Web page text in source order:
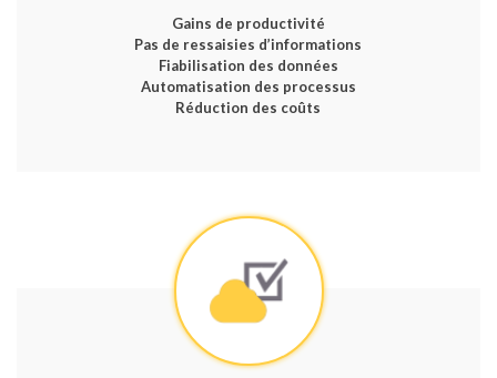
Gains de productivité
Pas de ressaisies d’informations
Fiabilisation des données
Automatisation des processus
Réduction des coûts